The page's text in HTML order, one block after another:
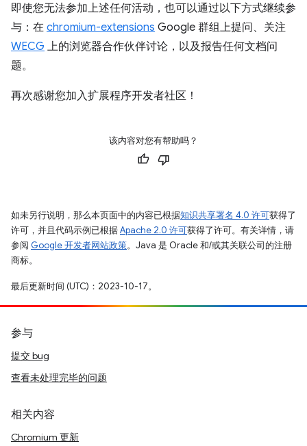
即使您无法参加上述任何活动，也可以通过以下方式继续参
与：在 chromium-extensions Google 群组上提问、关注
WECG 上的浏览器合作伙伴讨论，以及报告任何文档问
题。
再次感谢您加入扩展程序开发者社区！
该内容对您有帮助吗？
如未另行说明，那么本页面中的内容已根据知识共享署名 4.0 许可获得了
许可，并且代码示例已根据Apache 2.0 许可获得了许可。有关详情，请
参阅 Google 开发者网站政策。Java 是 Oracle 和/或其关联公司的注册
商标。
最后更新时间 (UTC)：2023-10-17。
参与
提交 bug
查看未处理完毕的问题
相关内容
Chromium 更新